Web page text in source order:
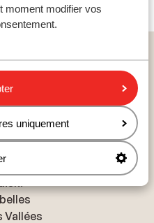
moment modifier vos
uniquement
du Nord
du Sud
ski
Vallées